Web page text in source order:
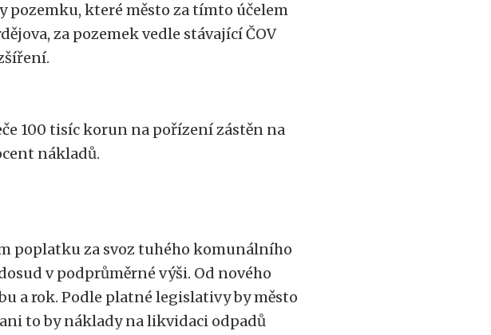
pozemku, které město za tímto účelem
za pozemek vedle stávající ČOV
100 tisíc korun na pořízení zástěn na
nákladů.
poplatku za svoz tuhého komunálního
v podprůměrné výši. Od nového
a rok. Podle platné legislativy by město
to by náklady na likvidaci odpadů